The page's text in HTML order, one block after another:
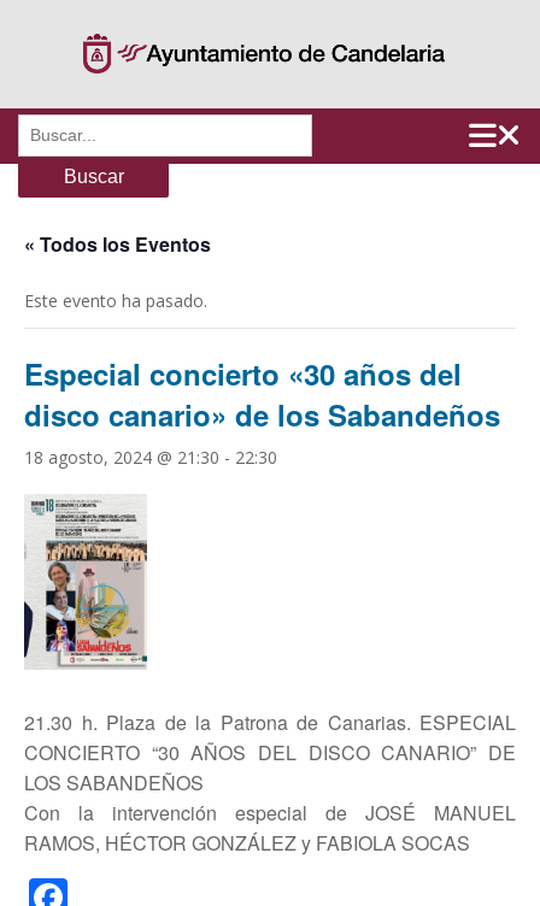
Buscar:
« Todos los Eventos
Este evento ha pasado.
Especial concierto «30 años del
disco canario» de los Sabandeños
18 agosto, 2024 @ 21:30 - 22:30
21.30 h. Plaza de la Patrona de Canarias. ESPECIAL
CONCIERTO “30 AÑOS DEL DISCO CANARIO” DE
LOS SABANDEÑOS
Con la intervención especial de JOSÉ MANUEL
RAMOS, HÉCTOR GONZÁLEZ y FABIOLA SOCAS